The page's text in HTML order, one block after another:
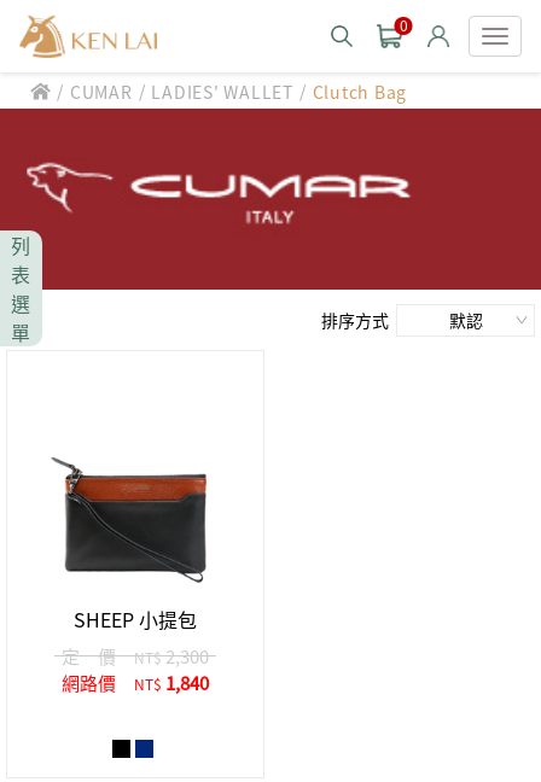
0
款式分類 style
男士包款 MEN'S BAG
男士夾款 MEN'S WALLET
皮革保養 LEATHER CARE
CHIARUGI
男士包款 MEN'S BAG
男士夾款 MEN'S WALLET
男士皮帶 MEN'S BELT
中性商品 UNISEX BAG/SLG
關於 CHIARUGI
CUMAR
女士包款 LADIES' BAG
女士夾款 LADIES' WALLET
中性商品 UNISEX BAG/SLG
Roberta di Camerino
男士皮帶 MEN'S BELT
女士包款 LADIES' BAG
女士夾款 LADIES' WALLET
中性商品 UNISEX BAG/SLG
關於 Roberta di Camerino
男士夾款 MEN'S WALLET
男士皮帶 MEN'S BELT
女士包款 LADIES' BAG
女士夾款 LADIES' WALLET
中性商品 UNISEX BAG/SLG
關於 THE BRIDGE
珍藏 THE BRIDGE (TB SPECIAL)
男士包款 MEN'S BAG
男士夾款 MEN'S WALLET
男士皮帶 MEN'S BELT
女士包款 LADIES' BAG
女士夾款 LADIES' WALLET
/ CUMAR / LADIES' WALLET / Clutch Bag
列
表
選
單
排序方式
SHEEP 小提包
定 價 NT$2,300
網路價
NT$ 1,840